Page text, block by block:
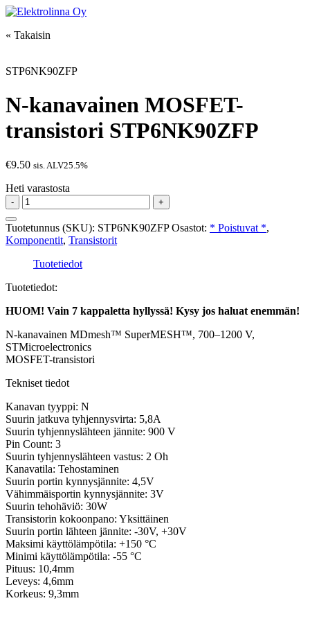
Skip
content
Elektrolinna Oy
Verkkokauppa
« Takaisin
STP6NK90ZFP
N-kanavainen MOSFET-
transistori STP6NK90ZFP
€9.50 sis. ALV25.5%
Heti varastosta
-
N-
kanavainen
MOSFET-
transistori
STP6NK90ZFP
määrä
+
Tuotetunnus (SKU): STP6NK90ZFP Osastot: * Poistuvat *,
Komponentit, Transistorit
Tuotetiedot
Tuotetiedot:
HUOM! Vain 7 kappaletta hyllyssä! Kysy jos haluat enemmän!
N-kanavainen MDmesh™ SuperMESH™, 700–1200 V,
STMicroelectronics
MOSFET-transistori
Tekniset tiedot
Kanavan tyyppi: N
Suurin jatkuva tyhjennysvirta: 5,8A
Suurin tyhjennyslähteen jännite: 900 V
Pin Count: 3
Suurin tyhjennyslähteen vastus: 2 Oh
Kanavatila: Tehostaminen
Suurin portin kynnysjännite: 4,5V
Vähimmäisportin kynnysjännite: 3V
Suurin tehohäviö: 30W
Transistorin kokoonpano: Yksittäinen
Suurin portin lähteen jännite: -30V, +30V
Maksimi käyttölämpötila: +150 °C
Minimi käyttölämpötila: -55 °C
Pituus: 10,4mm
Leveys: 4,6mm
Korkeus: 9,3mm